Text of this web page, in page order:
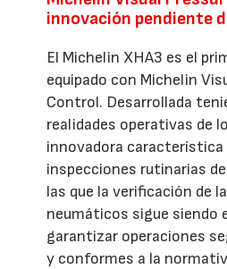
innovación pendiente
El Michelin XHA3 es el
equipado con Michelin
Control. Desarrollada
realidades operativas de
innovadora
inspecciones rutinarias
las que la verificación de
neumáticos sigue siendo
garantizar operaciones
y conformes a la